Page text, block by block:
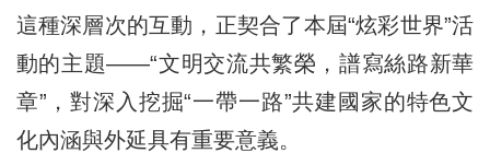
這種深層次的互動，正契合了本屆“炫彩世界”活
動的主題——“文明交流共繁榮，譜寫絲路新華
章”，對深入挖掘“一帶一路”共建國家的特色文
化內涵與外延具有重要意義。